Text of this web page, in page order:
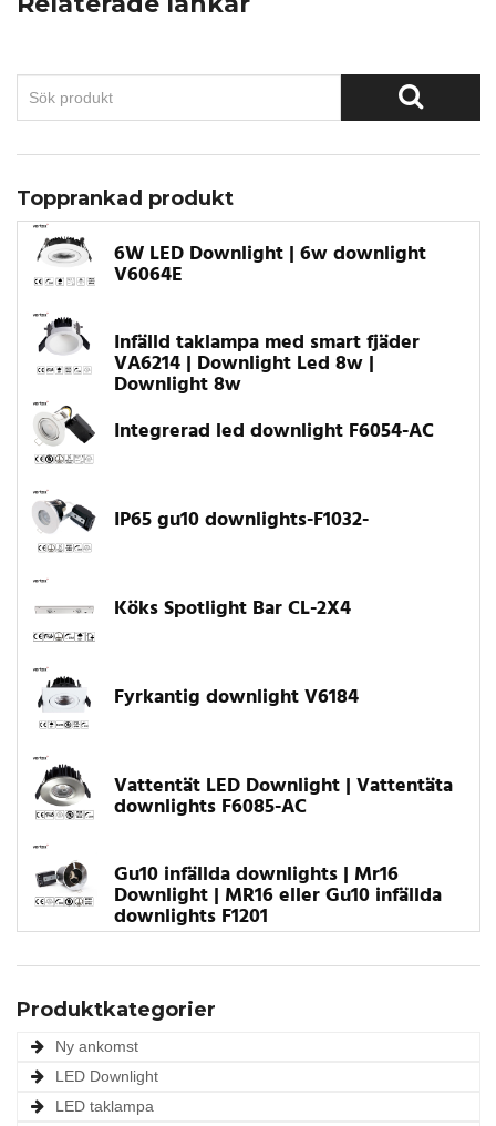
Topprankad produkt
6W LED Downlight | 6w downlight
V6064E
Infälld taklampa med smart fjäder
VA6214 | Downlight Led 8w |
Downlight 8w
Integrerad led downlight F6054-AC
IP65 gu10 downlights-F1032-
Köks Spotlight Bar CL-2X4
Fyrkantig downlight V6184
Vattentät LED Downlight | Vattentäta
downlights F6085-AC
Gu10 infällda downlights | Mr16
Downlight | MR16 eller Gu10 infällda
downlights F1201
Produktkategorier
Ny ankomst
LED Downlight
LED taklampa